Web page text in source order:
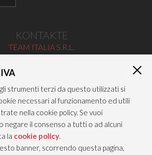
KONTAKTE
TEAM ITALIA S.R.L.
di Sommacampagna
Tel 045/8581640
Fax 045/8581650
teamitaliasrl@gigapec.it
strumenti terzi da questo utilizzati si
necessari al funzionamento ed utili
nella cookie policy. Se vuoi
negare il consenso a tutti o ad alcuni
la cookie policy.
banner, scorrendo questa pagina,